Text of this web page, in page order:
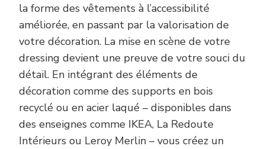
la forme des vêtements à l’accessibilité
améliorée, en passant par la valorisation de
votre décoration. La mise en scène de votre
dressing devient une preuve de votre souci du
détail. En intégrant des éléments de
décoration comme des supports en bois
recyclé ou en acier laqué – disponibles dans
des enseignes comme IKEA, La Redoute
Intérieurs ou Leroy Merlin – vous créez un